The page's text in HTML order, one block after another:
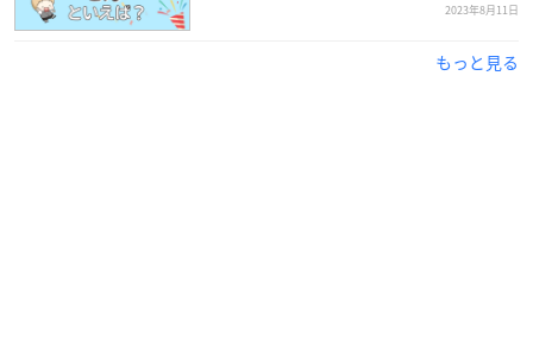
2023年8月11日
もっと見る